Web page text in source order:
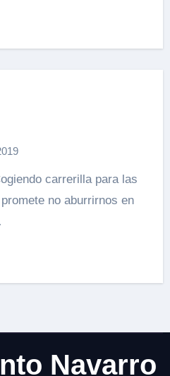
no aburrirnos en
Navarro